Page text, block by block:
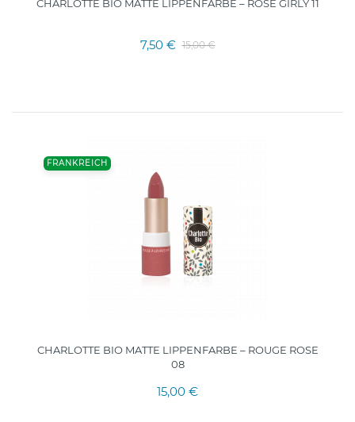
CHARLOTTE BIO MATTE LIPPENFARBE – ROSE GIRLY 11
7,50 € 15,00 €
FRANKREICH
CHARLOTTE BIO MATTE LIPPENFARBE – ROUGE ROSE
08
15,00 €